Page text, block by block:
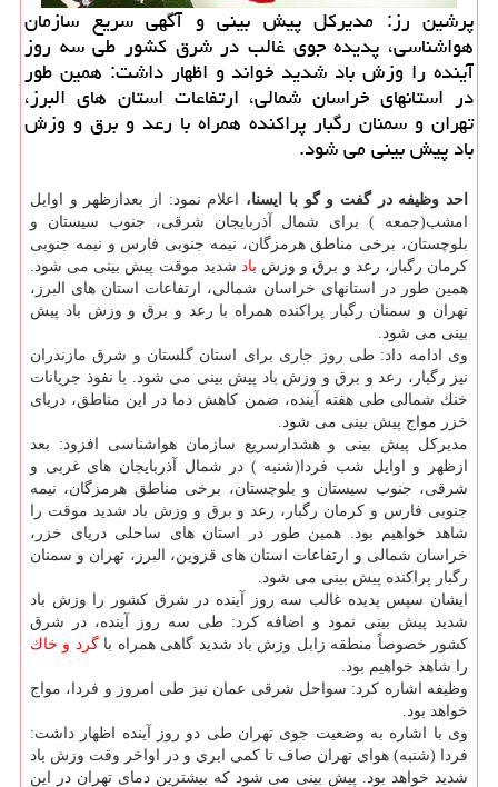
پرشین رز: مدیركل پیش بینی و آگهی سریع سازمان
هواشناسی، پدیده جوی غالب در شرق كشور طی سه روز
آینده را وزش باد شدید خواند و اظهار داشت: همین طور
در استانهای خراسان شمالی، ارتفاعات استان های البرز،
تهران و سمنان رگبار پراكنده همراه با رعد و برق و وزش
باد پیش بینی می شود.
احد وظیفه در گفت و گو با ایسنا، اعلام نمود: از بعدازظهر و اوایل
امشب(جمعه ) برای شمال آذربایجان شرقی، جنوب سیستان و
بلوچستان، برخی مناطق هرمزگان، نیمه جنوبی فارس و نیمه جنوبی
كرمان رگبار، رعد و برق و وزش باد شدید موقت پیش بینی می شود.
همین طور در استانهای خراسان شمالی، ارتفاعات استان های البرز،
تهران و سمنان رگبار پراكنده همراه با رعد و برق و وزش باد پیش
بینی می شود.
وی ادامه داد: طی روز جاری برای استان گلستان و شرق مازندران
نیز رگبار، رعد و برق و وزش باد پیش بینی می شود. با نفوذ جریانات
خنك شمالی طی هفته آینده، ضمن كاهش دما در این مناطق، دریای
خزر مواج پیش بینی می شود.
مدیركل پیش بینی و هشدارسریع سازمان هواشناسی افزود: بعد
ازظهر و اوایل شب فردا(شنبه ) در شمال آذربایجان های غربی و
شرقی، جنوب سیستان و بلوچستان، برخی مناطق هرمزگان، نیمه
جنوبی فارس و كرمان رگبار، رعد و برق و وزش باد شدید موقت را
شاهد خواهیم بود. همین طور در استان های ساحلی دریای خزر،
خراسان شمالی و ارتفاعات استان های قزوین، البرز، تهران و سمنان
رگبار پراكنده پیش بینی می شود.
ایشان سپس پدیده غالب سه روز آینده در شرق كشور را وزش باد
شدید پیش بینی نمود و اضافه كرد: طی سه روز آینده، در شرق
كشور خصوصاً منطقه زابل وزش باد شدید گاهی همراه باگرد و خاك
را شاهد خواهیم بود.
وظیفه اشاره كرد: سواحل شرقی عمان نیز طی امروز و فردا، مواج
خواهد بود.
وی با اشاره به وضعیت جوی تهران طی دو روز آینده اظهار داشت:
فردا (شنبه) هوای تهران صاف تا كمی ابری و در اواخر وقت وزش باد
شدید خواهد بود. پیش بینی می شود كه بیشترین دمای تهران در این